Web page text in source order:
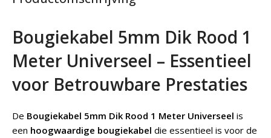
Bougiekabel 5mm Dik Rood 1
Meter Universeel – Essentieel
voor Betrouwbare Prestaties
De Bougiekabel 5mm Dik Rood 1 Meter Universeel is
een hoogwaardige bougiekabel die essentieel is voor de